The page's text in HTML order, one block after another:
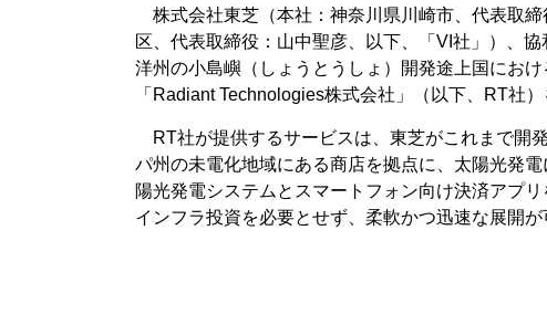
株式会社東芝（本社：神奈川県川崎市、代表取
区、代表取締役：山中聖彦、以下、「VI社」）、
洋州の小島嶼（しょうとうしょ）開発途上国にお
「Radiant Technologies株式会社」（以下、RT社
RT社が提供するサービスは、東芝がこれまで開
パ州の未電化地域にある商店を拠点に、太陽光発
陽光発電システムとスマートフォン向け決済アプ
インフラ投資を必要とせず、柔軟かつ迅速な展開が